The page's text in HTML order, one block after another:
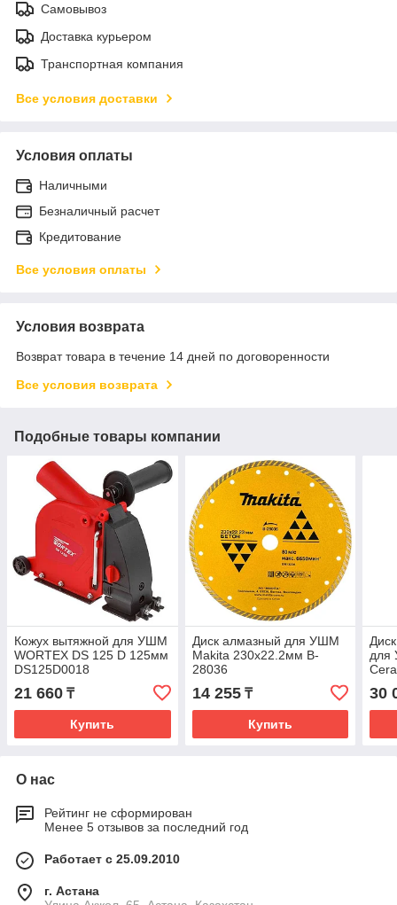
Самовывоз
Доставка курьером
Транспортная компания
Все условия доставки
Условия оплаты
Наличными
Безналичный расчет
Кредитование
Все условия оплаты
Условия возврата
Возврат товара в течение 14 дней по договоренности
Все условия возврата
Подобные товары компании
Кожух вытяжной для УШМ
WORTEX DS 125 D 125мм
DS125D0018
21 660 ₸
Купить
Диск алмазный для УШМ
Makita 230х22.2мм B-
28036
14 255₸
Купить
для
30
О нас
Рейтинг не сформирован
Менее 5 отзывов за последний год
Работает с 25.09.2010
г. Астана